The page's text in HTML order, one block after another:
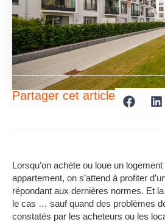
Partager cet article
Lorsqu’on achète ou loue un
appartement, on s’attend à profiter
répondant aux dernières normes. Et
le cas … sauf quand des problèmes
constatés par les acheteurs ou les